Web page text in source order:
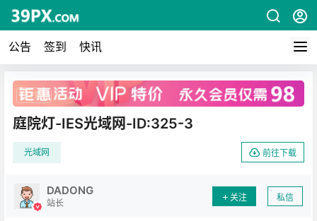
公告 签到 快讯
广告
庭院灯-IES光域网-ID:325-3
光域网 前往下载
DADONG
站长
关注 私信